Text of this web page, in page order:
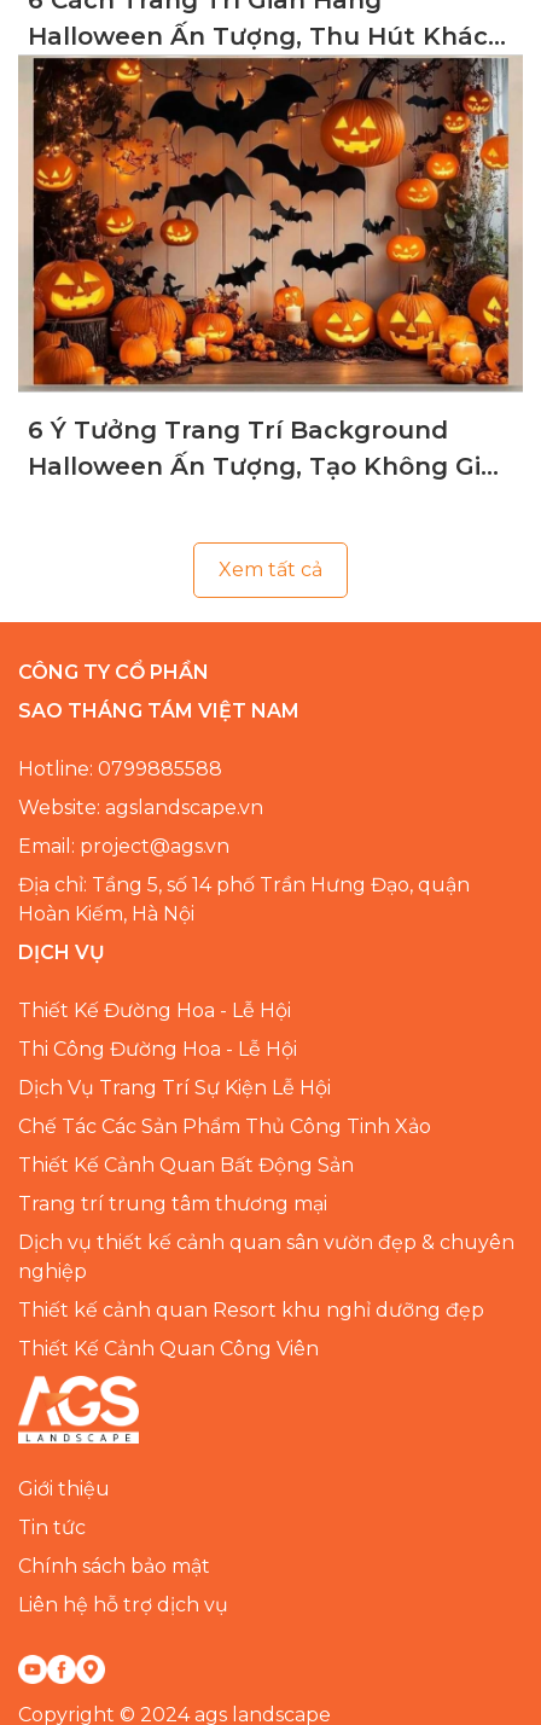
Halloween Ấn Tượng, Thu Hút Khách
Hàng
6 Ý Tưởng Trang Trí Background
Halloween Ấn Tượng, Tạo Không Gian
Xem tất cả
CÔNG TY CỔ PHẦN
SAO THÁNG TÁM VIỆT NAM
Hotline: 0799885588
Website: agslandscape.vn
Email: project@ags.vn
Địa chỉ: Tầng 5, số 14 phố Trần Hưng Đạo, quận
Hoàn Kiếm, Hà Nội
DỊCH VỤ
Thiết Kế Đường Hoa - Lễ Hội
Thi Công Đường Hoa - Lễ Hội
Dịch Vụ Trang Trí Sự Kiện Lễ Hội
Chế Tác Các Sản Phẩm Thủ Công Tinh Xảo
Thiết Kế Cảnh Quan Bất Động Sản
Trang trí trung tâm thương mại
Dịch vụ thiết kế cảnh quan sân vườn đẹp & chuyên
nghiệp
Thiết kế cảnh quan Resort khu nghỉ dưỡng đẹp
Thiết Kế Cảnh Quan Công Viên
Giới thiệu
Tin tức
Chính sách bảo mật
Liên hệ hỗ trợ dịch vụ
Copyright © 2024 ags landscape